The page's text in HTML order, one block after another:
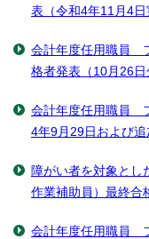
表（令和4年11月4日
会計年度任用職員
格者発表（10月26日
会計年度任用職員
4年9月29日および追
障がい者を対象とし
作業補助員）最終合
会計年度任用職員